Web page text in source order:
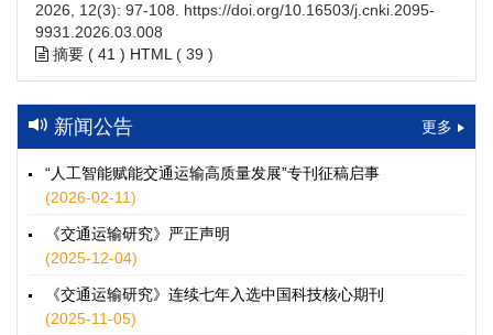
2026, 12(3): 97-108. https://doi.org/10.16503/j.cnki.2095-
9931.2026.03.008
摘要 ( 41 ) HTML ( 39 )
高速公路充电设施技术规划综述：场景需求、技术路线与配置
策略
2026, 12(3): 109-124.https://doi.org/10.16503/j.cnki.2095-
9931.2026.03.009
摘要 (
HTML
水运港-船多能源融合技术及集成应用——以宁波舟山港穿山港
童亮, 袁裕鹏, 袁成清, 唐道贵, 钟晓晖, 严新平
2026, 12(3): 125-136.
新闻公告 更多
“人工智能赋能交通运输高质量发展”专刊征稿启事
(2026-02-11)
《交通运输研究》严正声明
(2025-12-04)
《交通运输研究》连续七年入选中国科技核心期刊
(2025-11-05)